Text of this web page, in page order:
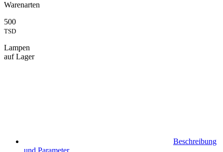
Warenarten
500
TSD
Lampen
auf Lager
Beschreibung